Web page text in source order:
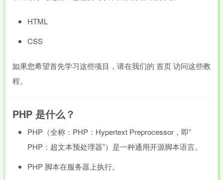
HTML
CSS
如果您希望首先学习这些项目，请在我们的 首页 访问这些教
程。
PHP 是什么？
PHP（全称：PHP：Hypertext Preprocessor，即”
PHP：超文本预处理器”）是一种通用开源脚本语言。
PHP 脚本在服务器上执行。